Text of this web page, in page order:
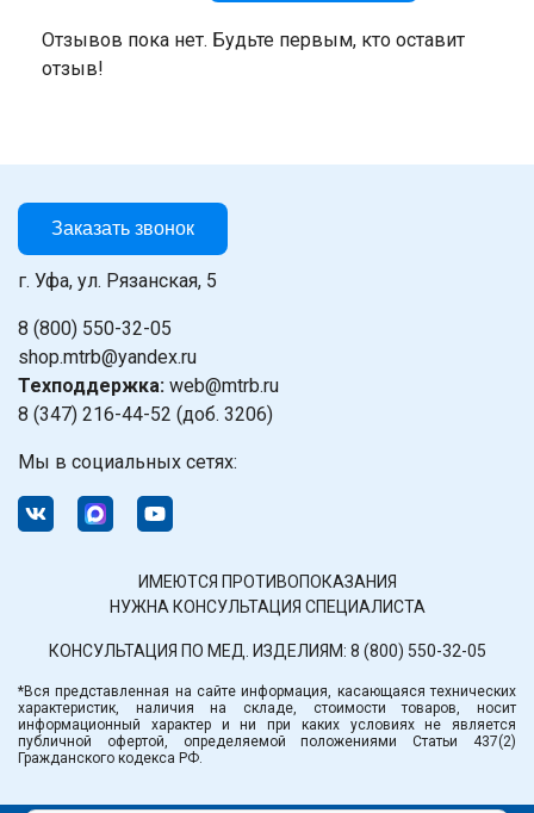
Отзывов пока нет. Будьте первым, кто оставит
отзыв!
Заказать звонок
г. Уфа, ул. Рязанская, 5
8 (800) 550-32-05
shop.mtrb@yandex.ru
Техподдержка: web@mtrb.ru
8 (347) 216-44-52 (доб. 3206)
Мы в социальных сетях:
ИМЕЮТСЯ ПРОТИВОПОКАЗАНИЯ
НУЖНА КОНСУЛЬТАЦИЯ СПЕЦИАЛИСТА
КОНСУЛЬТАЦИЯ ПО МЕД. ИЗДЕЛИЯМ: 8 (800) 550-32-05
*Вся представленная на сайте информация, касающаяся технических
характеристик, наличия на складе, стоимости товаров, носит
информационный характер и ни при каких условиях не является
публичной офертой, определяемой положениями Статьи 437(2)
Гражданского кодекса РФ.